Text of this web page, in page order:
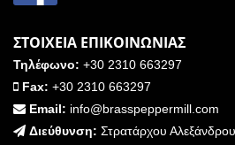
ΣΤΟΙΧΕΙΑ ΕΠΙΚΟΙΝΩΝΙΑΣ
Τηλέφωνο: +30 2310 663297
Fax: +30 2310 663297
Email: info@brasspeppermill.com
Διεύθυνση: Στρατάρχου